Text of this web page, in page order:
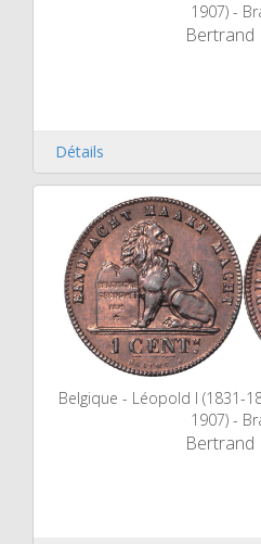
1907) -
Bertrand
Détails
Belgique - Léopold I (1831-
1907) -
Bertrand